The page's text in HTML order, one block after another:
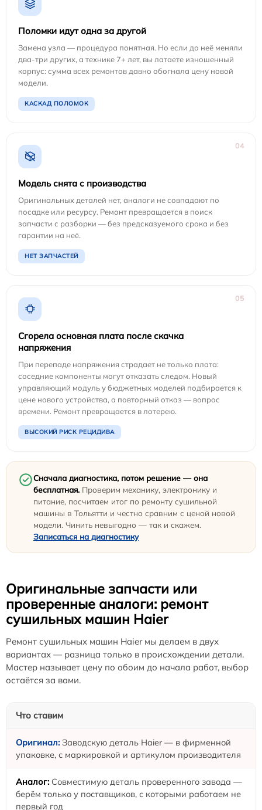
Поломки идут одна за другой
Замена узла — процедура понятная. Но если до неё меняли
два-три других, а технике 7+ лет, вы латаете изношенный
корпус: сумма всех ремонтов давно обогнала цену новой
модели.
КАСКАД ПОЛОМОК
04
Модель снята с производства
Оригинальных деталей нет, аналоги не совпадают по
посадке или ресурсу. Ремонт превращается в поиск
запчасти с разборки — без предсказуемого срока и без
гарантии на неё.
НЕТ ЗАПЧАСТЕЙ
05
Сгорела основная плата после скачка
напряжения
При перепаде напряжения страдает не только плата:
соседние компоненты могут отказать следом. Новый
управляющий модуль у бюджетных моделей подбирается к
цене нового устройства, а повторный отказ — вопрос
времени. Ремонт превращается в лотерею.
ВЫСОКИЙ РИСК РЕЦИДИВА
Сначала диагностика, потом решение — она
бесплатная. Проверим механику, электронику и
питание, посчитаем итог по ремонту сушильной
машины в Тольятти и честно сравним с ценой новой
модели. Чинить невыгодно — так и скажем.
Записаться на диагностику
Оригинальные запчасти или
проверенные аналоги: ремонт
сушильных машин Haier
Ремонт сушильных машин Haier мы делаем в двух
вариантах — разница только в происхождении детали.
Мастер называет цену по обоим до начала работ, выбор
остаётся за вами.
Что ставим
Заводскую деталь Haier — в фирменной
упаковке, с маркировкой и артикулом производителя
Совместимую деталь проверенного завода —
берём только у поставщиков, с которыми работаем не
первый год